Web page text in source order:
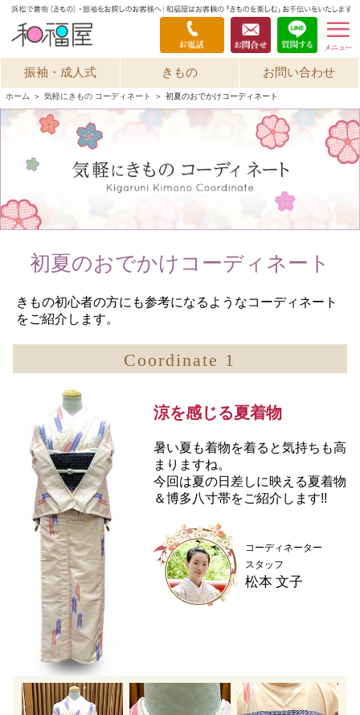
振袖・成人式 きもの お問い合わせ
ホーム ＞ 気軽にきもの コーディネート ＞ 初夏のおでかけコーディネート
初夏のおでかけコーディネート
きもの初心者の方にも参考になるようなコーディネート
をご紹介します。
Coordinate 1
涼を感じる夏着物
暑い夏も着物を着ると気持ちも高
まりますね。
今回は夏の日差しに映える夏着物
＆博多八寸帯をご紹介します!!
コーディネーター
スタッフ
松本 文子